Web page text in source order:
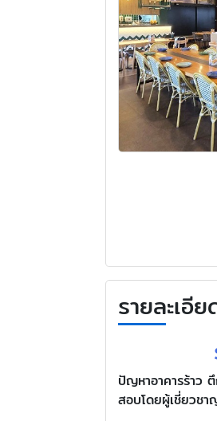
รายละเอี
ปัญหาอาคารร้าว
สอบโดยผู้เชี่ยวชา